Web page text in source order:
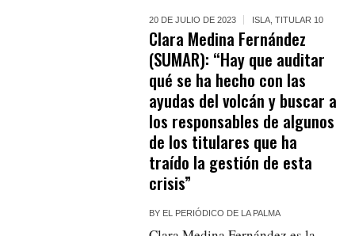
20 DE JULIO DE 2023 ISLA ,TITULAR 10
Clara Medina Fernández
(SUMAR): “Hay que auditar
qué se ha hecho con las
ayudas del volcán y buscar a
los responsables de algunos
de los titulares que ha
traído la gestión de esta
crisis”
BY EL PERIÓDICO DE LA PALMA